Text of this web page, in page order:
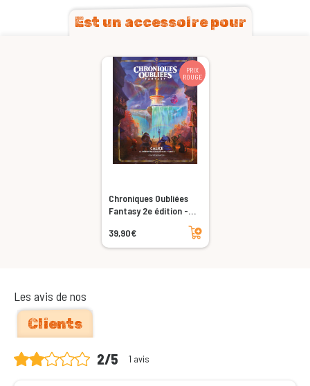
Est un accessoire pour
PRIX
ROUGE
Chroniques Oubliées
Fantasy 2e édition -
Calice, Le Crépuscule
des Déesses - Tome 1
39,90€
Ajouter au panier
Les avis de nos
Clients
2/5 1 avis